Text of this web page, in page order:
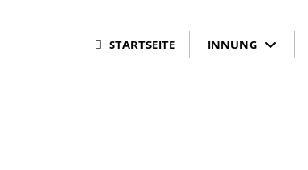
STARTSEITE INNUNG